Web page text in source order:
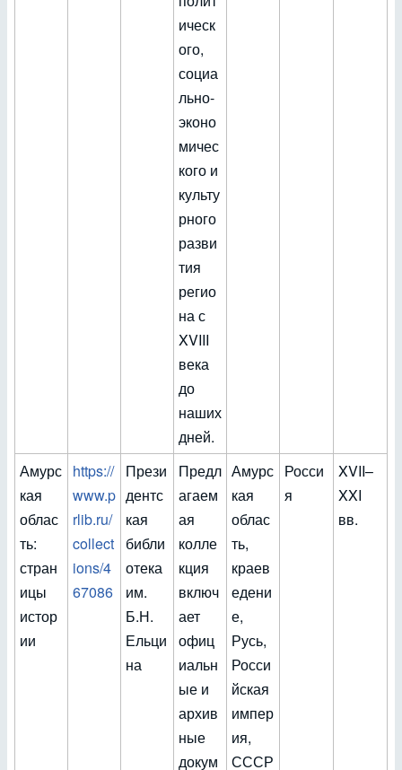
ическ
ого,
социа
льно-
эконо
мичес
кого и
культу
рного
разви
тия
регио
на с
XVIII
века
до
наших
дней.
Амурс
кая
облас
ть:
стран
ицы
истор
ии
https://
www.p
rlib.ru/
collect
ions/4
67086
Прези
дентс
кая
библи
отека
им.
Б.Н.
Ельци
на
Предл
агаем
ая
колле
кция
включ
ает
офиц
иальн
ые и
архив
ные
докум
Амурс
кая
облас
ть,
краев
едени
е,
Русь,
Росси
йская
импер
ия,
СССР
Росси
я
XVII–
XXI
вв.